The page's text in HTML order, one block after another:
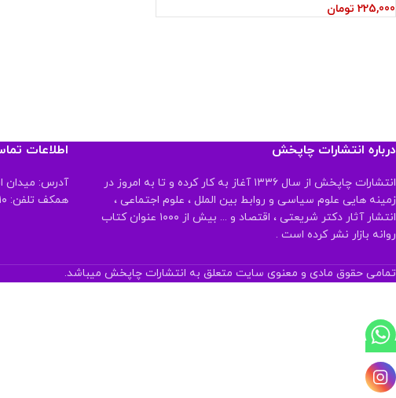
225,000 تومان
درباره انتشارات چاپخش
انتشارات چاپخش از سال ۱۳۳۶ آغاز به کار کرده و تا به امروز در
زمینه هایی علوم سیاسی و روابط بین الملل ، علوم اجتماعی ،
انتشار آثار دکتر شریعتی ، اقتصاد و ... بیش از ۱۰۰۰ عنوان کتاب
روانه بازار نشر کرده است .
اطلاعات
آدرس: میدان
همکف تلفن: ۶۶۴۰۴۱۱۰ 021
تمامی حقوق مادی و معنوی سایت متعلق به انتشارات چاپخش میباشد.